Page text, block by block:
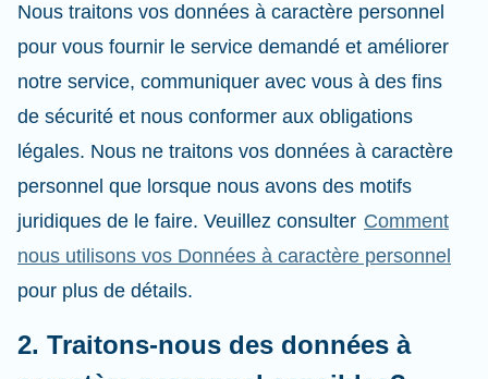
Nous traitons vos données à caractère personnel
pour vous fournir le service demandé et améliorer
notre service, communiquer avec vous à des fins
de sécurité et nous conformer aux obligations
légales. Nous ne traitons vos données à caractère
personnel que lorsque nous avons des motifs
juridiques de le faire. Veuillez consulter Comment
nous utilisons vos Données à caractère personnel
pour plus de détails.
2. Traitons-nous des données à